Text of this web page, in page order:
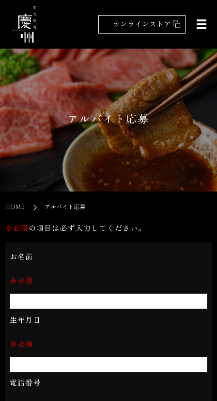
オンラインストア
アルバイト応募
HOME アルバイト応募
※必須の項目は必ず入力してください。
お名前
※必須
生年月日
※必須
電話番号